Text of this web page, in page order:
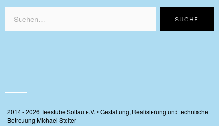
2014 - 2026 Teestube Soltau e.V. • Gestaltung, Realisierung und technische
Betreuung Michael Stelter